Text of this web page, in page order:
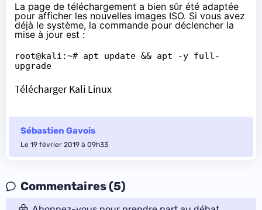
La page de téléchargement a bien sûr été adaptée
pour afficher les nouvelles images ISO. Si vous avez
déjà le système, la commande pour déclencher la
mise à jour est :
root@kali:~# apt update && apt -y full-
upgrade
Télécharger Kali Linux
Sébastien Gavois
Le 19 février 2019 à 09h33
Commentaires (5)